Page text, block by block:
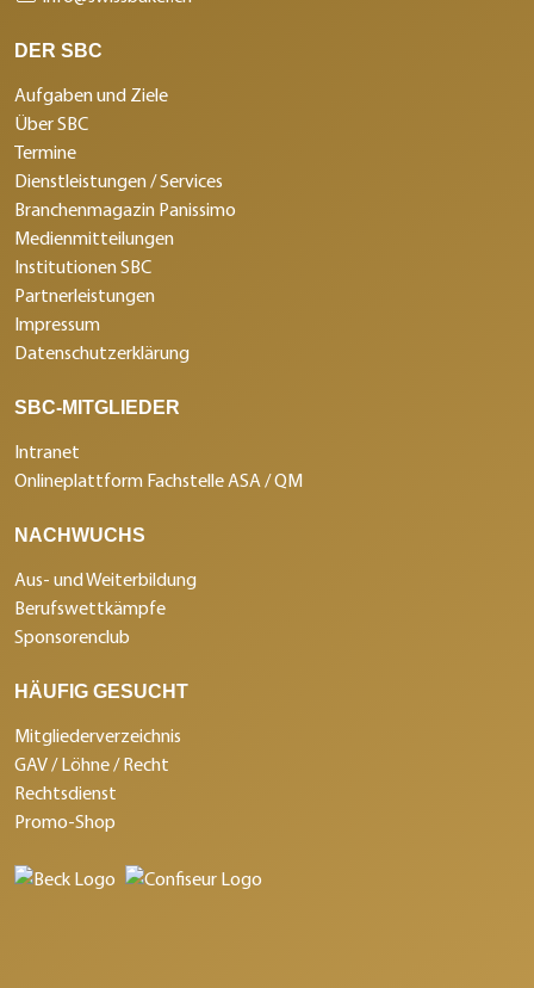
DER SBC
Aufgaben und Ziele
Über SBC
Termine
Dienstleistungen / Services
Branchenmagazin Panissimo
Medienmitteilungen
Institutionen SBC
Partnerleistungen
Impressum
Datenschutzerklärung
SBC-MITGLIEDER
Intranet
Onlineplattform Fachstelle ASA / QM
NACHWUCHS
Aus- und Weiterbildung
Berufswettkämpfe
Sponsorenclub
HÄUFIG GESUCHT
Mitgliederverzeichnis
GAV / Löhne / Recht
Rechtsdienst
Promo-Shop